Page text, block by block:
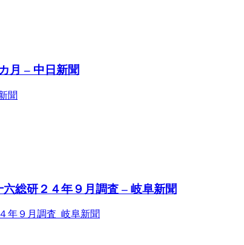
月 – 中日新聞
聞
総研２４年９月調査 – 岐阜新聞
年９月調査 岐阜新聞